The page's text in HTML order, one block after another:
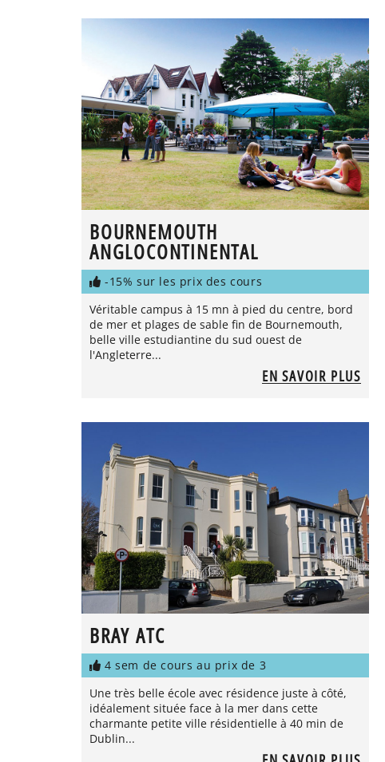
BOURNEMOUTH
ANGLOCONTINENTAL
-15% sur les prix des cours
Véritable campus à 15 mn à pied du centre, bord
de mer et plages de sable fin de Bournemouth,
belle ville estudiantine du sud ouest de
l'Angleterre...
EN SAVOIR PLUS
BRAY ATC
4 sem de cours au prix de 3
Une très belle école avec résidence juste à côté,
idéalement située face à la mer dans cette
charmante petite ville résidentielle à 40 min de
Dublin...